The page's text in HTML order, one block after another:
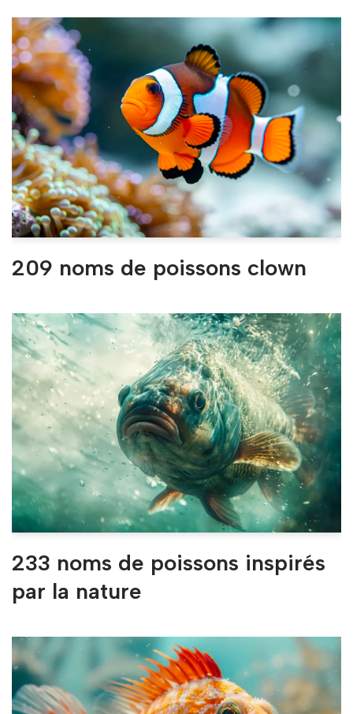
209 noms de poissons clown
233 noms de poissons inspirés
par la nature